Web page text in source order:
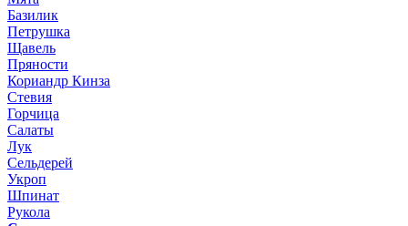
Базилик
Петрушка
Щавель
Пряности
Кориандр Кинза
Стевия
Горчица
Салаты
Лук
Сельдерей
Укроп
Шпинат
Рукола